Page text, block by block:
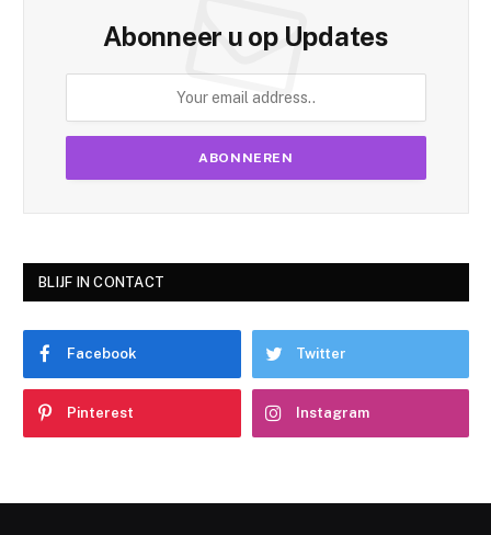
Abonneer u op Updates
BLIJF IN CONTACT
Facebook Twitter
Pinterest Instagram